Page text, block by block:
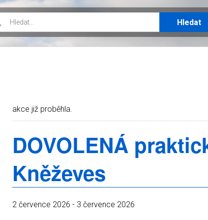
akce již proběhla.
DOVOLENÁ
Kněževes
2 července 2026 - 3 července 2026